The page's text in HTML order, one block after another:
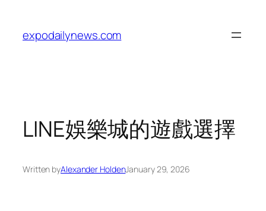
content
expodailynews.com
LINE娛樂城的遊戲選擇
Written byAlexander HoldenJanuary 29, 2026